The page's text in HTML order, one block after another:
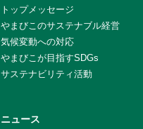
トップメッセージ
やまびこのサステナブル経営
気候変動への対応
やまびこが目指すSDGs
サステナビリティ活動
ニュース